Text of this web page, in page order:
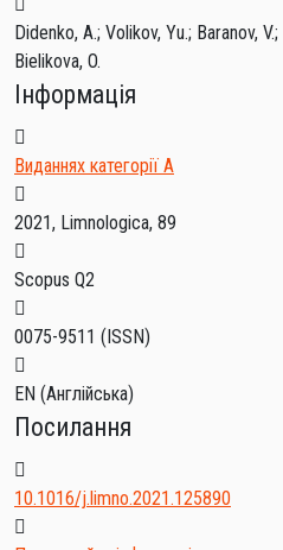
Didenko, A.; Volikov, Yu.; Baranov, V.;
Bielikova, O.
Інформація
Виданнях категорії А
2021, Limnologica, 89
Scopus Q2
0075-9511 (ISSN)
EN (Англійська)
Посилання
10.1016/j.limno.2021.125890